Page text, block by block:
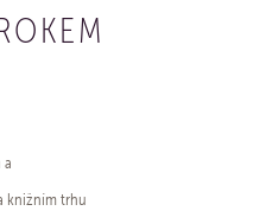
knižním trhu